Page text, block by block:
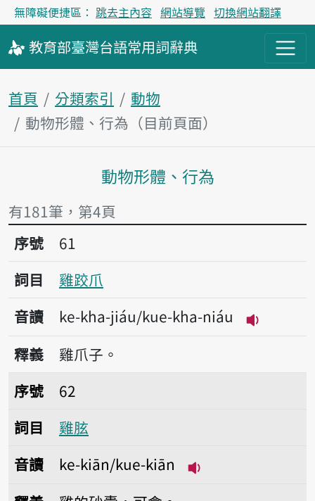
無障礙便捷區： 跳去主內容 網站導覽 切換網站翻譯
教育部臺灣台語常用詞辭典
首頁 分類索引
動物
動物形體、行為（目前頁面）
主內容區塊
動物形體、行為
有181筆，第4頁
序號61雞跤爪
序號
61
詞目
雞跤爪
音讀
ke-kha-jiáu/kue-kha-niáu
播放音
釋義
雞爪子。
序號62雞胘
序號
62
詞目
雞胘
音讀
ke-kiān/kue-kiān